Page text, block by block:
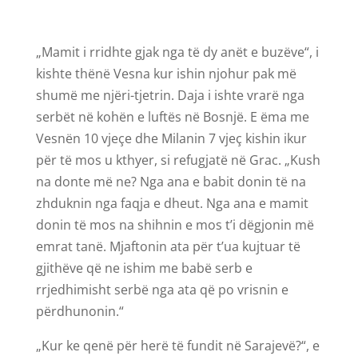
„Mamit i rridhte gjak nga të dy anët e buzëve“, i
kishte thënë Vesna kur ishin njohur pak më
shumë me njëri-tjetrin. Daja i ishte vrarë nga
serbët në kohën e luftës në Bosnjë. E ëma me
Vesnën 10 vjeçe dhe Milanin 7 vjeç kishin ikur
për të mos u kthyer, si refugjatë në Grac. „Kush
na donte më ne? Nga ana e babit donin të na
zhduknin nga faqja e dheut. Nga ana e mamit
donin të mos na shihnin e mos t’i dëgjonin më
emrat tanë. Mjaftonin ata për t’ua kujtuar të
gjithëve që ne ishim me babë serb e
rrjedhimisht serbë nga ata që po vrisnin e
përdhunonin.“
„Kur ke qenë për herë të fundit në Sarajevë?“, e